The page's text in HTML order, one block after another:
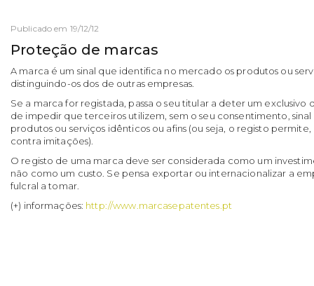
Publicado em 19/12/12
Proteção de marcas
A marca é um sinal que identifica no mercado os produtos ou
distinguindo-os dos de outras empresas.
Se a marca for registada, passa o seu titular a deter um
de impedir que terceiros utilizem, sem o seu consentimento,
produtos ou serviços idênticos ou afins (ou seja, o registo
contra imitações).
O registo de uma marca deve ser considerada como um
não como um custo. Se pensa exportar ou internacionalizar a
fulcral a tomar.
(+) informações: http://www.marcasepatentes.pt